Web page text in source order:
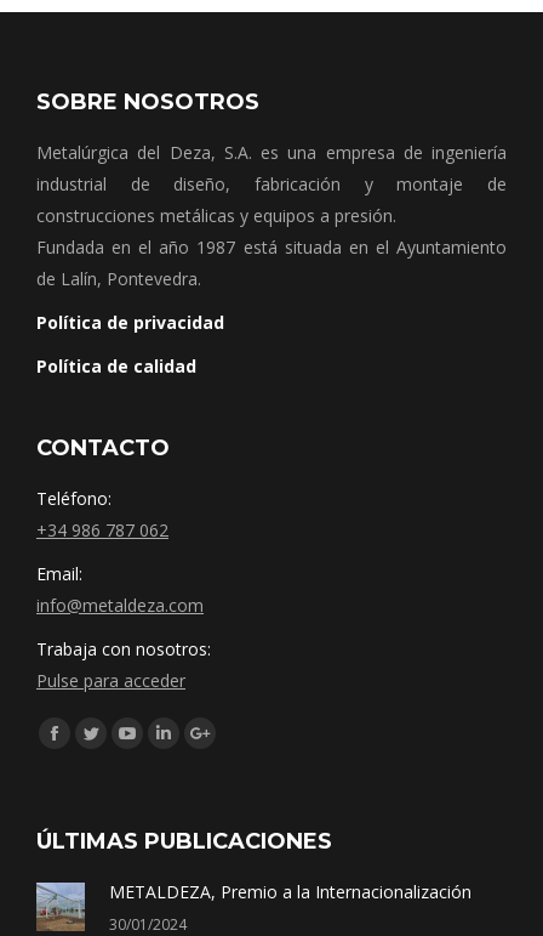
SOBRE NOSOTROS
Metalúrgica del Deza, S.A. es una empresa de ingeniería
industrial de diseño, fabricación y montaje de
construcciones metálicas y equipos a presión.
Fundada en el año 1987 está situada en el Ayuntamiento
de Lalín, Pontevedra.
Política de privacidad
Política de calidad
CONTACTO
Teléfono:
+34 986 787 062
Email:
info@metaldeza.com
Trabaja con nosotros:
Pulse para acceder
Síguenos en:
Facebook
TwitterYouTube
ÚLTIMAS PUBLICACIONES
METALDEZA, Premio a la Internacionalización
30/01/2024